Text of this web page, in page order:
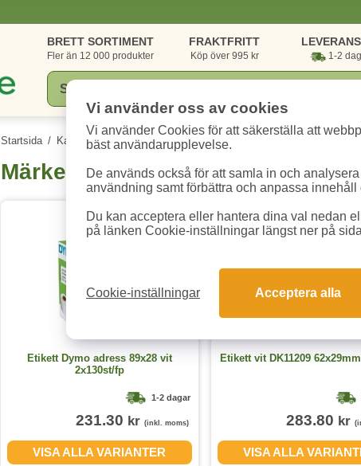
BRETT SORTIMENT
Fler än 12 000 produkter
FRAKTFRITT
Köp över 995 kr 1-2
Startsida / Kategorier / Kontorsvaror / Etiketter
Märketiketter
15 varianter
Etikett Dymo adress 89x28 vit
2x130st/fp
1-2 dagar
231.30 kr (inkl. moms)
VISA ALLA VARIANTER
Etikett vit DK11209
283.80 kr
VISA ALLA
Vi använder oss av cookies
Vi använder Cookies för att säkerställa att
bäst användarupplevelse.
De används också för att samla in och
användning samt förbättra och anpassa innehåll
Du kan acceptera eller hantera dina val nedan
på länken Cookie-inställningar längst ner på
Cookie-inställningar Acceptera alla